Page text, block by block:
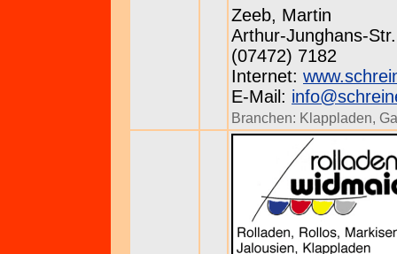
Zeeb, Martin
Arthur-Junghans-
(07472) 7182
Internet:
E-Mail:
Branchen: Klappladen,